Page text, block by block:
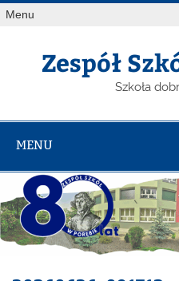
Menu
Zespół
Szkoła
MENU